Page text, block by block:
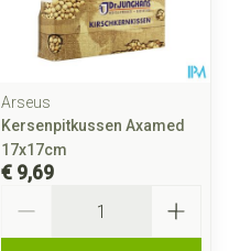
Arseus
Kersenpitkussen Axamed
17x17cm
€ 9,69